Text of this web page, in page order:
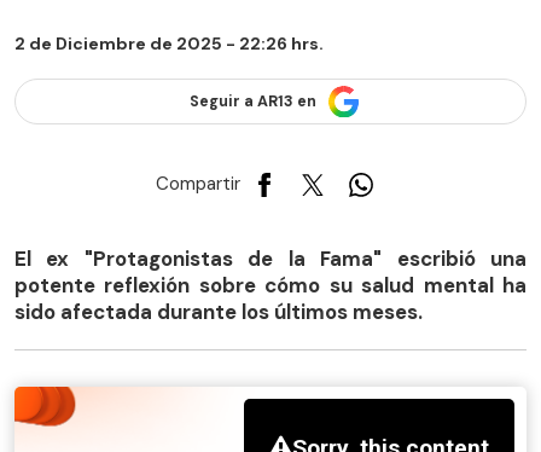
2 de Diciembre de 2025 - 22:26 hrs.
Seguir a AR13 en
Compartir
El ex "Protagonistas de la Fama" escribió una
potente reflexión sobre cómo su salud mental ha
sido afectada durante los últimos meses.